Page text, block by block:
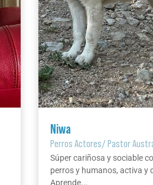
Niwa
Perros Actores/Pastor
Súper cariñosa y sociable
perros y humanos, activa y
Aprende...